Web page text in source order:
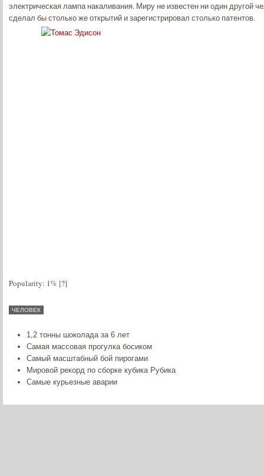
электрическая лампа накаливания. Миру не известен ни один другой
сделал бы столько же открытий и зарегистрировал столько патентов.
Popularity: 1% [?]
ЧЕЛОВЕК
1,2 тонны шоколада за 6 лет
Самая массовая прогулка босиком
Самый масштабный бой пирогами
Мировой рекорд по сборке кубика Рубика
Самые курьезные аварии